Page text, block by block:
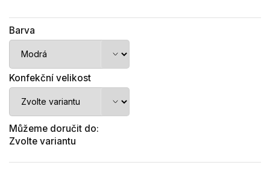
Barva
Konfekční velikost
Můžeme doručit do:
Zvolte variantu